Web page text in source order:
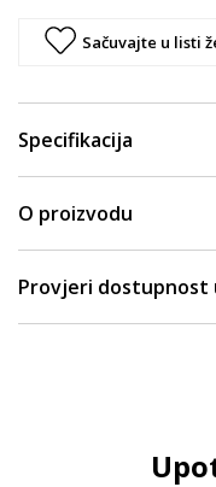
Sačuvajte u listi
Specifikacija
O proizvodu
Provjeri dostupnost